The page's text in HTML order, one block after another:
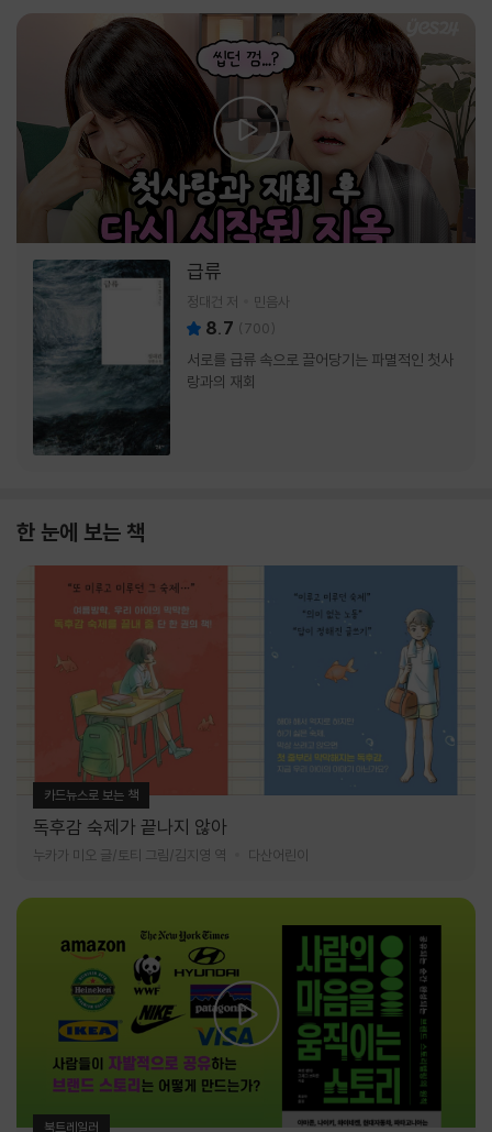
급류
정대건 저 민음사
8.7 (700)
서로를 급류 속으로 끌어당기는 파멸적인 첫사
랑과의 재회
한 눈에 보는 책
카드뉴스로 보는 책
독후감 숙제가 끝나지 않아
누카가 미오 글/토티 그림/김지영 역 다산어린이
북트레일러